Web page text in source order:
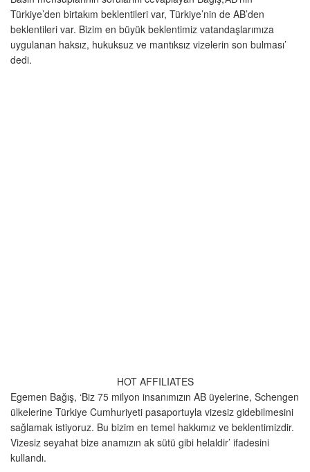
Türkiye’den birtakım beklentileri var, Türkiye’nin de AB’den
beklentileri var. Bizim en büyük beklentimiz vatandaşlarımıza
uygulanan haksız, hukuksuz ve mantıksız vizelerin son bulması’
dedi.
HOT AFFILIATES
Egemen Bağış, ‘Biz 75 milyon insanımızın AB üyelerine, Schengen
ülkelerine Türkiye Cumhuriyeti pasaportuyla vizesiz gidebilmesini
sağlamak istiyoruz. Bu bizim en temel hakkımız ve beklentimizdir.
Vizesiz seyahat bize anamızın ak sütü gibi helaldir’ ifadesini
kullandı.